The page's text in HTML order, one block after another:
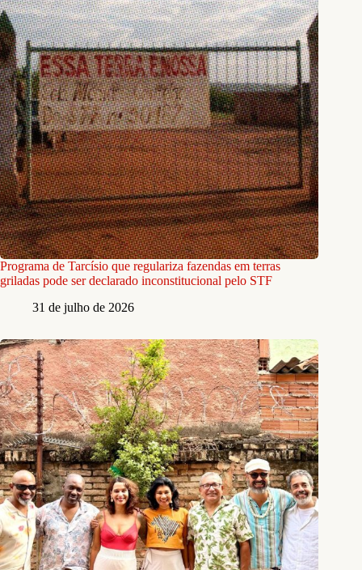
Programa de Tarcísio que regulariza fazendas em terras
griladas pode ser declarado inconstitucional pelo STF
31 de julho de 2026